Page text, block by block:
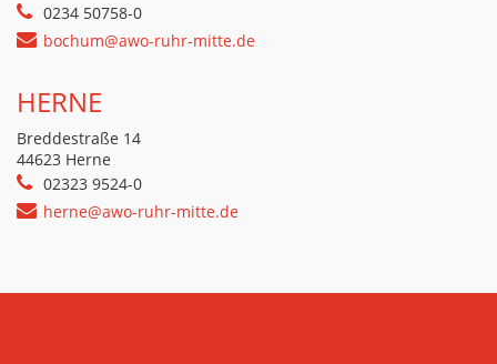
0234 50758-0
bochum@awo-ruhr-mitte.de
HERNE
Breddestraße 14
44623 Herne
02323 9524-0
herne@awo-ruhr-mitte.de